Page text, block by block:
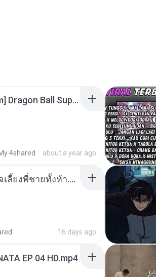
[SpacePowerFan.com] Dragon Ball Super EP1 480p.mp4
4shared about a year ago
หนูน้อยสู้ชีวิตกับภารกิจเลี้ยงพี่ชายทั้งห้า.pdf
16 days ago
EP 04 HD.mp4